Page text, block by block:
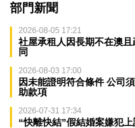
部門新聞
2026-08-05 17:21
社屋承租人因長期不在澳
同
2026-08-03 17:00
因未能證明符合條件 公司
助款項
2026-07-31 17:34
“快離快結”假結婚案嫌犯